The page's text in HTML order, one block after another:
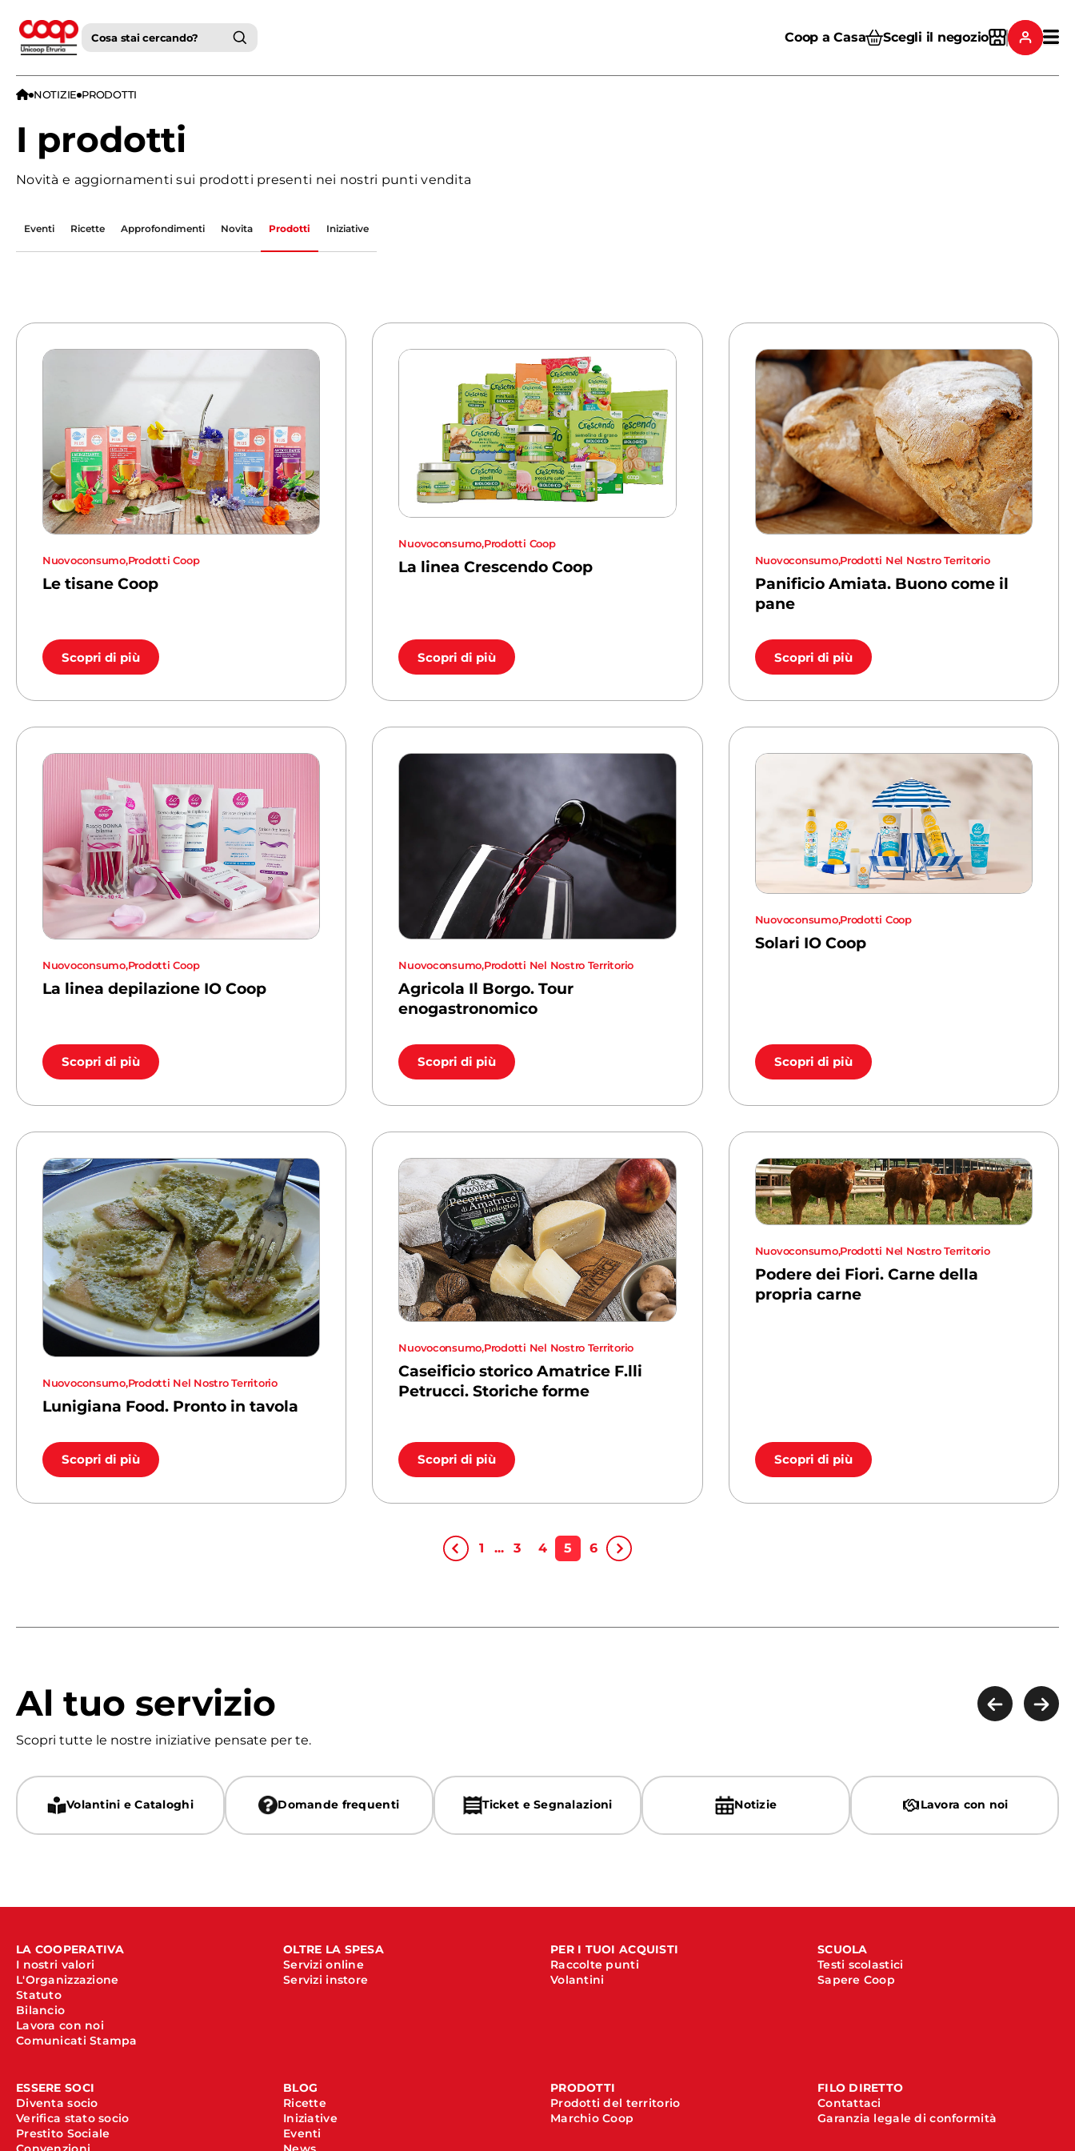
Cosa stai cercando? Coop a Casa Scegli il negozio
NOTIZIE PRODOTTI
I prodotti
Novità e aggiornamenti sui prodotti presenti nei nostri punti vendita
Eventi Ricette Approfondimenti Novita Prodotti Iniziative
Nuovoconsumo,Prodotti Coop
Le tisane Coop
Scopri di più
Nuovoconsumo,Prodotti Coop
La linea Crescendo Coop
Scopri di più
Nuovoconsumo,Prodotti Nel Nostro Territorio
Panificio Amiata. Buono come il
pane
Scopri di più
Nuovoconsumo,Prodotti Coop
La linea depilazione IO Coop
Scopri di più
Nuovoconsumo,Prodotti Nel Nostro Territorio
Agricola Il Borgo. Tour
enogastronomico
Scopri di più
Nuovoconsumo,Prodotti Coop
Solari IO Coop
Scopri di più
Nuovoconsumo,Prodotti Nel Nostro Territorio
Lunigiana Food. Pronto in tavola
Scopri di più
Nuovoconsumo,Prodotti Nel Nostro Territorio
Caseificio storico Amatrice F.lli
Petrucci. Storiche forme
Scopri di più
Nuovoconsumo,Prodotti Nel Nostro Territorio
Podere dei Fiori. Carne della
propria carne
Scopri di più
1 ... 3 4 5 6
Al tuo servizio
Scopri tutte le nostre iniziative pensate per te.
Volantini e Cataloghi Domande frequenti Ticket e Segnalazioni Notizie Lavora con noi
LA COOPERATIVA
I nostri valori
L'Organizzazione
Statuto
Bilancio
Lavora con noi
Comunicati Stampa
OLTRE LA SPESA
Servizi online
Servizi instore
PER I TUOI ACQUISTI
Raccolte punti
Volantini
SCUOLA
Testi scolastici
Sapere Coop
ESSERE SOCI
Diventa socio
Verifica stato socio
Prestito Sociale
BLOG
Ricette
Iniziative
Eventi
PRODOTTI
Prodotti del territorio
Marchio Coop
FILO DIRETTO
Contattaci
Garanzia legale di conformità